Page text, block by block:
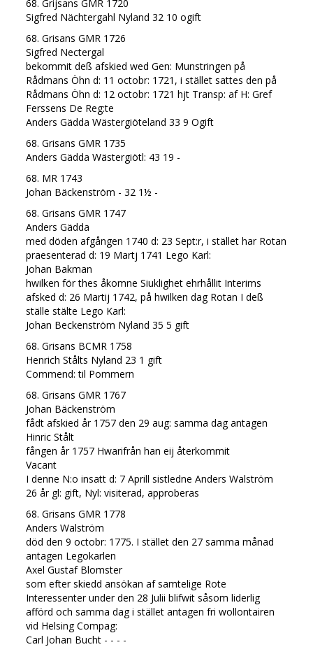
68. Grijsans GMR 1720
Sigfred Nächtergahl Nyland 32 10 ogift
68. Grisans GMR 1726
Sigfred Nectergal
bekommit deß afskied wed Gen: Munstringen på
Rådmans Öhn d: 11 octobr: 1721, i stället sattes den på
Rådmans Öhn d: 12 octobr: 1721 hjt Transp: af H: Gref
Ferssens De Reg:te
Anders Gädda Wästergiöteland 33 9 Ogift
68. Grisans GMR 1735
Anders Gädda Wästergiötl: 43 19 -
68. MR 1743
Johan Bäckenström - 32 1½ -
68. Grisans GMR 1747
Anders Gädda
med döden afgången 1740 d: 23 Sept:r, i stället har Rotan
praesenterad d: 19 Martj 1741 Lego Karl:
Johan Bakman
hwilken för thes åkomne Siuklighet ehrhållit Interims
afsked d: 26 Martij 1742, på hwilken dag Rotan I deß
ställe stälte Lego Karl:
Johan Beckenström Nyland 35 5 gift
68. Grisans BCMR 1758
Henrich Stålts Nyland 23 1 gift
Commend: til Pommern
68. Grisans GMR 1767
Johan Bäckenström
fådt afskied år 1757 den 29 aug: samma dag antagen
Hinric Stålt
fången år 1757 Hwarifrån han eij återkommit
Vacant
I denne N:o insatt d: 7 Aprill sistledne Anders Walström
26 år gl: gift, Nyl: visiterad, approberas
68. Grisans GMR 1778
Anders Walström
död den 9 octobr: 1775. I stället den 27 samma månad
antagen Legokarlen
Axel Gustaf Blomster
som efter skiedd ansökan af samtelige Rote
Interessenter under den 28 Julii blifwit såsom liderlig
afförd och samma dag i stället antagen fri wollontairen
vid Helsing Compag:
Carl Johan Bucht - - - -